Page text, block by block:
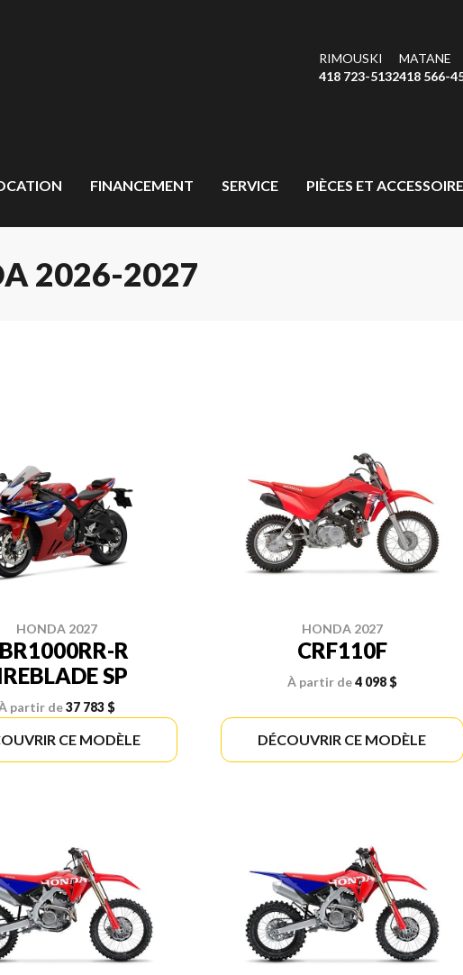
RIMOUSKI
418 723-5132
MATANE
418 566-
FINANCEMENT SERVICE PIÈCES ET
2026-2027
HONDA 2027
R
SP
partir de37 783 $
CE MODÈLE
HONDA 2027
CRF110F
À partir de4 098 $
DÉCOUVRIR CE MODÈLE